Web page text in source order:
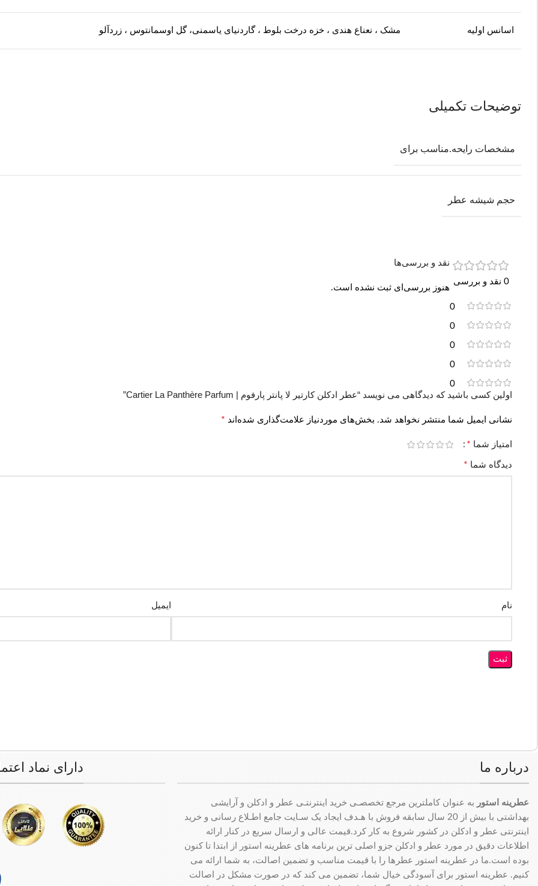
اسانس اولیه مشک ، نعناع هندی ، خزه درخت بلوط ، گاردنیای یاسمنی، گل اوسمانتوس ، زردآلو
توضیحات تکمیلی
مشخصات رایحه.مناسب برای
حجم شیشه عطر
0 نقد و بررسی
0
0
0
0
0
نقد و بررسی‌ها
هنوز بررسی‌ای ثبت نشده است.
اولین کسی باشید که دیدگاهی می نویسد “عطر ادکلن کارتیر لا پانتر پارفوم | Cartier La Panthère Parfum”
نشانی ایمیل شما منتشر نخواهد شد. بخش‌های موردنیاز علامت‌گذاری شده‌اند *
امتیاز شما *
دیدگاه شما *
نام ایمیل
درباره ما
عطرینه استور به عنوان کاملترین مرجع تخصصـی خرید اینترنتـی عطر و ادکلن و آرایشی
بهداشتی با بیش از 20 سال سابقه فروش با هـدف ایجاد یک سـایت جامع اطـلاع رسانی و خرید
اینترنتی عطر و ادکلن در کشور شروع به کار کرد.قیمت عالی و ارسال سریع در کنار ارائه
اطلاعات دقیق در مورد عطر و ادکلن جزو اصلی ترین برنامه های عطرینه استور از ابتدا تا کنون
بوده است.ما در عطرینه استور عطرها را با قیمت مناسب و تضمین اصالت، به شما ارائه می
کنیم. عطرینه استور برای آسودگی خیال شما، تضمین می کند که در صورت مشکل در اصالت
دارای نماد